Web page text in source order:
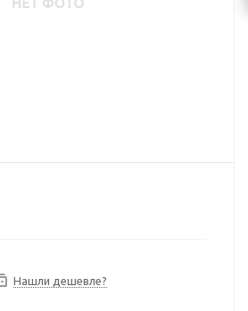
Нашли дешевле?